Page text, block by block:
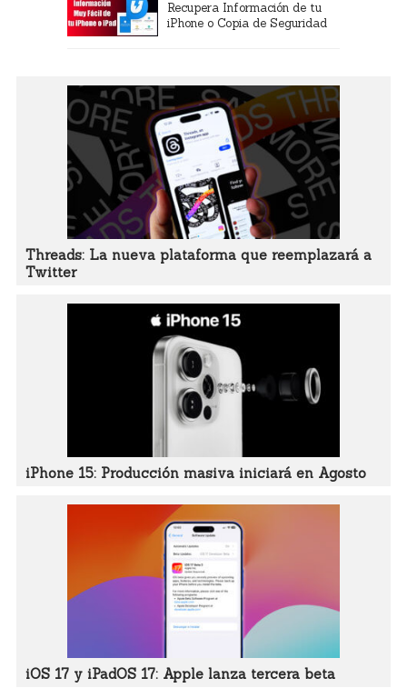
Recupera Información de tu
iPhone o Copia de Seguridad
Threads: La nueva plataforma que reemplazará a
Twitter
iPhone 15: Producción masiva iniciará en Agosto
iOS 17 y iPadOS 17: Apple lanza tercera beta